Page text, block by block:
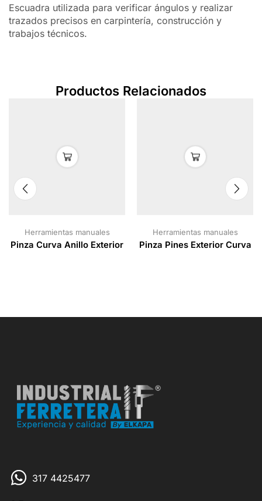
Escuadra utilizada para verificar ángulos y realizar
trazados precisos en carpintería, construcción y
trabajos técnicos.
Productos Relacionados
Herramientas manuales
Pinza Curva Anillo Exterior
Herramientas manuales
Pinza Pines Exterior Curva
317 4425477